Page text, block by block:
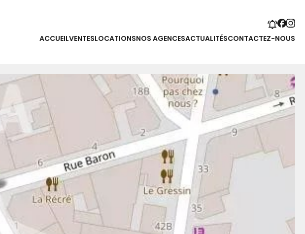
ACCUEILVENTESLOCATIONSNOS AGENCESACTUALITÉSCONTACTEZ-NOUS